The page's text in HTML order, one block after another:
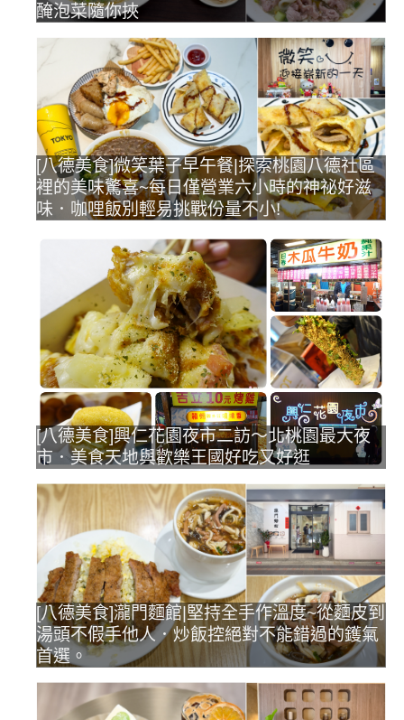
醃泡菜隨你挾
[八德美食]微笑葉子早午餐|探索桃園八德社區
裡的美味驚喜~每日僅營業六小時的神祕好滋
味．咖哩飯別輕易挑戰份量不小!
[八德美食]興仁花園夜市二訪～北桃園最大夜
市．美食天地與歡樂王國好吃又好逛
[八德美食]瀧門麵館|堅持全手作溫度~從麵皮到
湯頭不假手他人．炒飯控絕對不能錯過的鑊氣
首選。